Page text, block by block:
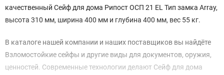
качественный Сейф для дома Рипост ОСП 21 EL Тип замка Array,
высота 310 мм, ширина 400 мм и глубина 400 мм, вес 55 кг.
В каталоге нашей компании и наших поставщиков вы найдёте
Взломостойкие сейфы и другие виды для документов, оружия,
ценностей. Современные технологии делают Сейф для дома